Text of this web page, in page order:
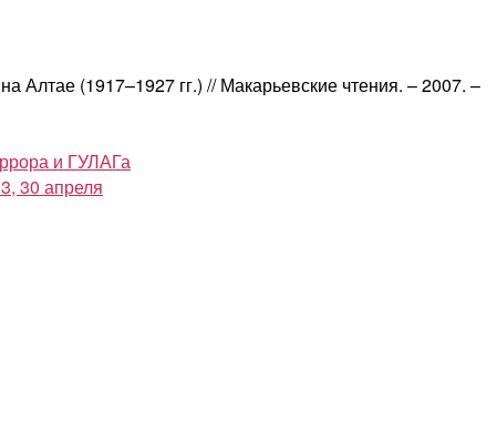
Алтае (1917–1927 гг.) // Макарьевские чтения. – 2007. –
и ГУЛАГа
30 апреля